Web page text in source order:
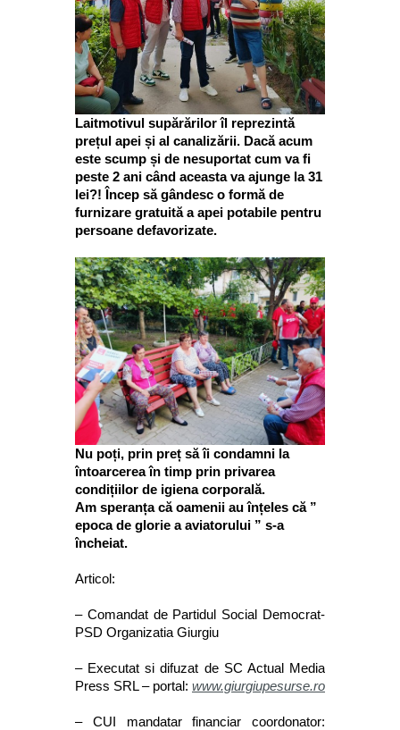
Laitmotivul supărărilor îl reprezintă
prețul apei și al canalizării. Dacă acum
este scump și de nesuportat cum va fi
peste 2 ani când aceasta va ajunge la 31
lei?! Încep să gândesc o formă de
furnizare gratuită a apei potabile pentru
persoane defavorizate.
Nu poți, prin preț să îi condamni la
întoarcerea în timp prin privarea
condițiilor de igiena corporală.
Am speranța că oamenii au înțeles că ”
epoca de glorie a aviatorului ” s-a
încheiat.
Articol:
– Comandat de Partidul Social Democrat-
PSD Organizatia Giurgiu
– Executat si difuzat de SC Actual Media
Press SRL– portal: www.giurgiupesurse.ro
– CUI mandatar financiar coordonator: